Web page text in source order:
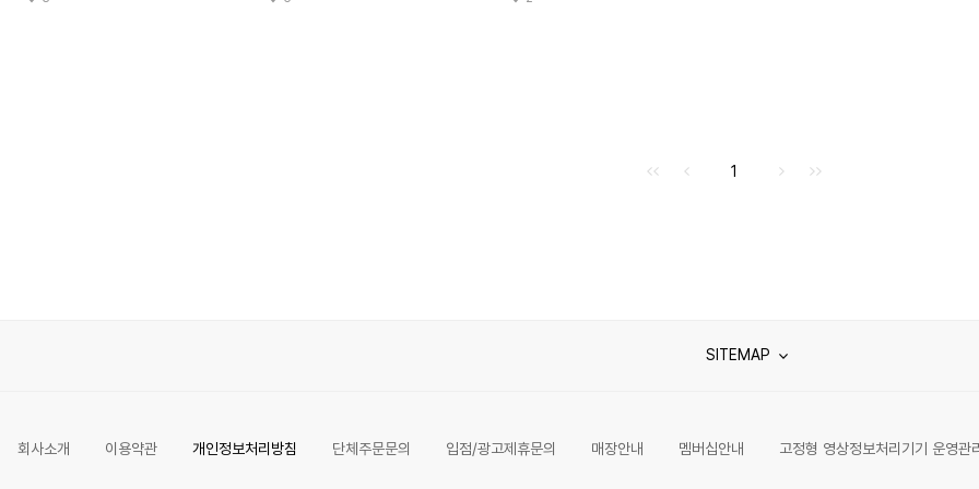
이전으로
1다음으로
SITEMAP
회사소개 이용약관 개인정보처리방침 단체주문문의 입점/광고제휴문의 매장안내 멤버십안내 고정형 영상정보처리기기 운영관